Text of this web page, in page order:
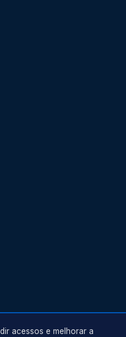
acessos e melhorar a